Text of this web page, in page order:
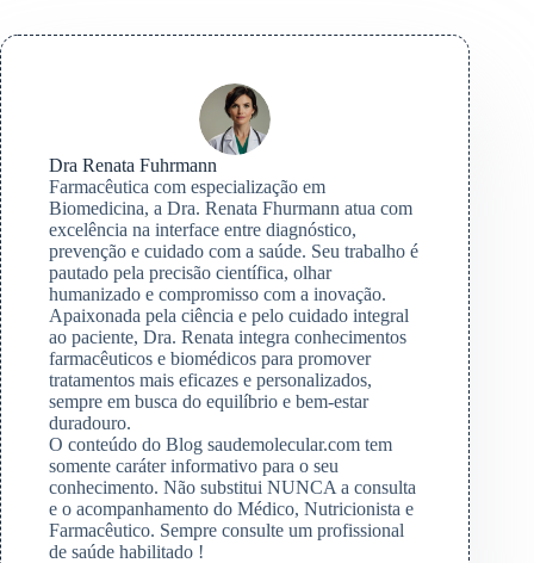
Dra Renata Fuhrmann
Farmacêutica com especialização em
Biomedicina, a Dra. Renata Fhurmann atua com
excelência na interface entre diagnóstico,
prevenção e cuidado com a saúde. Seu trabalho é
pautado pela precisão científica, olhar
humanizado e compromisso com a inovação.
Apaixonada pela ciência e pelo cuidado integral
ao paciente, Dra. Renata integra conhecimentos
farmacêuticos e biomédicos para promover
tratamentos mais eficazes e personalizados,
sempre em busca do equilíbrio e bem-estar
duradouro.
O conteúdo do Blog saudemolecular.com tem
somente caráter informativo para o seu
conhecimento. Não substitui NUNCA a consulta
e o acompanhamento do Médico, Nutricionista e
Farmacêutico. Sempre consulte um profissional
de saúde habilitado !